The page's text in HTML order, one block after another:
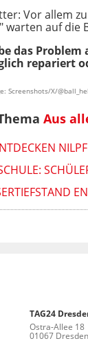
Vor allem
warten auf die
das
repariert
Screenshots/X/
Aus
TAG24
Ostra-Allee 18
01067 Dresden